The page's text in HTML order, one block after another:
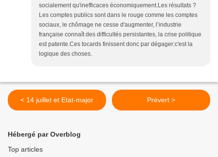
socialement qu'inefficaces économiquement.Les résultats ?
Les comptes publics sont dans le rouge comme les comptes
sociaux, le chômage ne cesse d'augmenter, l’industrie
française connaît des difficultés persistantes, la crise politique
est patente.Ces tocards finissent donc par dégager:c'est la
logique des choses.
< 14 juillet et Etat-major Prévert >
Hébergé par Overblog
Top articles